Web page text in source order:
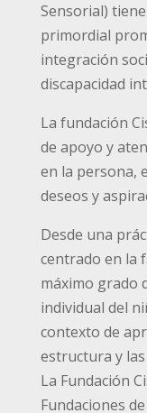
Sensorial)
primordial
integración
discapacidad
La fundación
de apoyo y
en la persona,
deseos y
Desde una
centrado en la
máximo grado
individual del
contexto de
estructura y
La Fundación
Fundaciones